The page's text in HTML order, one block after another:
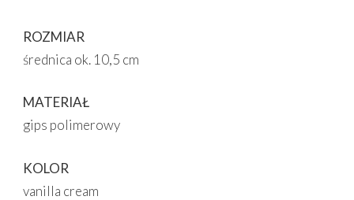
ROZMIAR
średnica ok. 10,5 cm
MATERIAŁ
gips polimerowy
KOLOR
vanilla cream